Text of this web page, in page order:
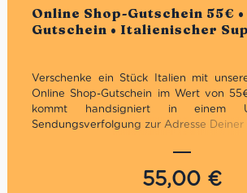
Online Shop-Gutschein 55€
Gutschein • Italienischer
Bewertet
Verschenke ein Stück Italien mit
Online Shop-Gutschein im Wert von
kommt handsigniert in einem
Sendungsverfolgung zur Adresse Deiner
Gültig in unseren Online Shop
Nicht in den Supermercati &
Charlottenburg, Marienfelde &
55,00 €